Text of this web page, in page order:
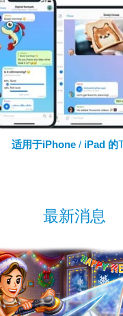
适用于iPhone/ iPad 的
最新消息